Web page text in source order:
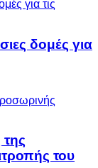
δομές για
του